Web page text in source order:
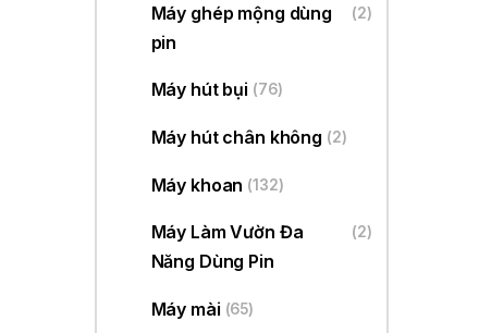
Máy ghép mộng dùng
pin
(2)
Máy hút bụi (76)
Máy hút chân không (2)
Máy khoan (132)
Máy Làm Vườn Đa
Năng Dùng Pin
(2)
Máy mài (65)